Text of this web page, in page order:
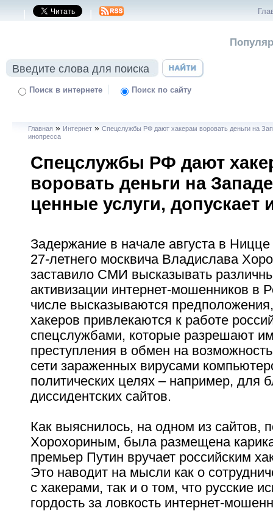
| |
Поиск в интернете | Поиск по сайту
Главная » Интернет »Спецслужбы РФ дают хакерам воровать деньги на
инопресса
Спецслужбы РФ дают
воровать деньги на
ценные услуги, допускает
Задержание в начале августа в
27-летнего москвича Владислава
заставило СМИ высказывать
активизации интернет-мошенников в
числе высказываются
хакеров привлекаются к работе
спецслужбами, которые разрешают
преступления в обмен на
сети зараженных вирусами
политических целях – например, для
диссидентских сайтов.
Как выяснилось, на одном из сайтов,
Хорохориным, была размещена
премьер Путин вручает российским
Это наводит на мысли как о
с хакерами, так и о том, что русские
гордость за ловкость интернет-